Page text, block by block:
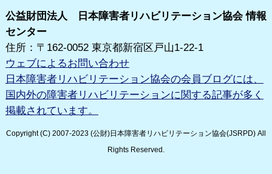
公益財団法人 日本障害者リハビリテーション協会 情報
センター
住所：〒162-0052 東京都新宿区戸山1-22-1
ウェブによるお問い合わせ
日本障害者リハビリテーション協会の会員ブログには、
国内外の障害者リハビリテーションに関する記事が多く
掲載されています。
Copyright (C) 2007-2023 (公財)日本障害者リハビリテーション協会(JSRPD) All
Rights Reserved.